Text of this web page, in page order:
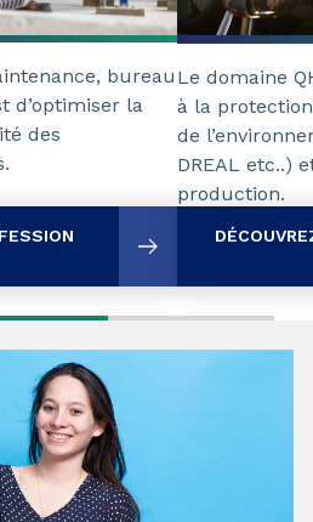
bureau
d’optimiser la
des
Le domaine
à la
de
DREAL etc..)
production.